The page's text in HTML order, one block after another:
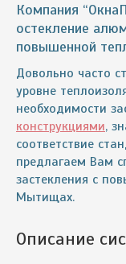
Компания
остекление
повышенной
Довольно часто
уровне
необходимости
конструкциями,
соответствие
предлагаем Вам
застекления с
Мытищах.
Описание